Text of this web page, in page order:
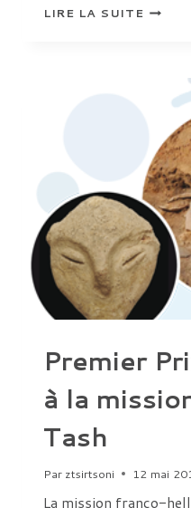
LIRE LA SUITE
DU
Premier
à la
Tash
Par ztsirtsoni 12 mai
La mission franco-